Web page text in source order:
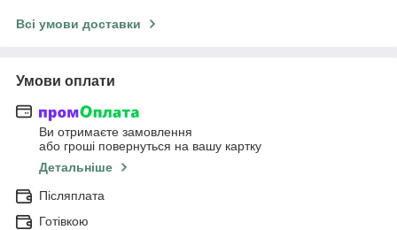
Всі умови доставки
Умови оплати
Ви отримаєте замовлення
або гроші повернуться на вашу картку
Детальніше
Післяплата
Готівкою